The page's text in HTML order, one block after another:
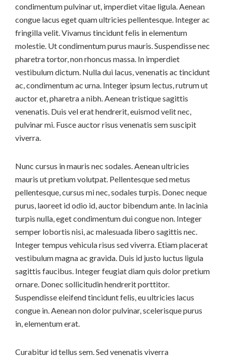
condimentum pulvinar ut, imperdiet vitae ligula. Aenean
congue lacus eget quam ultricies pellentesque. Integer ac
fringilla velit. Vivamus tincidunt felis in elementum
molestie. Ut condimentum purus mauris. Suspendisse nec
pharetra tortor, non rhoncus massa. In imperdiet
vestibulum dictum. Nulla dui lacus, venenatis ac tincidunt
ac, condimentum ac urna. Integer ipsum lectus, rutrum ut
auctor et, pharetra a nibh. Aenean tristique sagittis
venenatis. Duis vel erat hendrerit, euismod velit nec,
pulvinar mi. Fusce auctor risus venenatis sem suscipit
viverra.
Nunc cursus in mauris nec sodales. Aenean ultricies
mauris ut pretium volutpat. Pellentesque sed metus
pellentesque, cursus mi nec, sodales turpis. Donec neque
purus, laoreet id odio id, auctor bibendum ante. In lacinia
turpis nulla, eget condimentum dui congue non. Integer
semper lobortis nisi, ac malesuada libero sagittis nec.
Integer tempus vehicula risus sed viverra. Etiam placerat
vestibulum magna ac gravida. Duis id justo luctus ligula
sagittis faucibus. Integer feugiat diam quis dolor pretium
ornare. Donec sollicitudin hendrerit porttitor.
Suspendisse eleifend tincidunt felis, eu ultricies lacus
congue in. Aenean non dolor pulvinar, scelerisque purus
in, elementum erat.
Curabitur id tellus sem. Sed venenatis viverra